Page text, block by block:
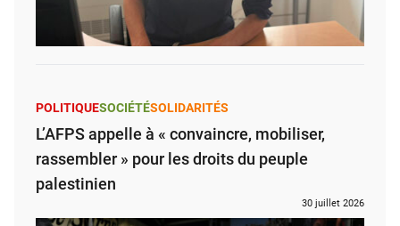
POLITIQUESOCIÉTÉSOLIDARITÉS
L’AFPS appelle à « convaincre, mobiliser,
rassembler » pour les droits du peuple
palestinien
30 juillet 2026